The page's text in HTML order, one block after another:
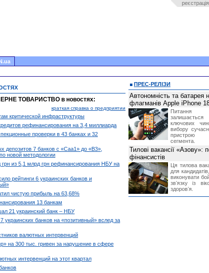
реєстрація
ТОВАРИСТВО в новостях:
краткая справка о предприятии
критической инфраструктуры
рефинансирования на 3,4 миллиарда
проверки в 43 банках и 32
депозитов 7 банков с «Caa1» до «B3»,
новой методологии
из 5,1 млрд грн рефинансирования НБУ на
рейтинги 6 украинских банков и
чистую прибыль на 63,68%
13 банкам
21 украинский банк – НБУ
украинских банков на «позитивный» вслед за
валютных интервенций
на 300 тыс. гривен за нарушение в сфере
интервенций на этот квартал
ПРЕС-РЕЛІЗИ
Автономність та батарея
флагманів Apple iPhone
Питання
ключових
вибору
пристрою
сегмента.
Тилові вакансії «Азову»:
фінансистів
Ця тилова
для
виконувати
звʼязку із
здоровʼя.